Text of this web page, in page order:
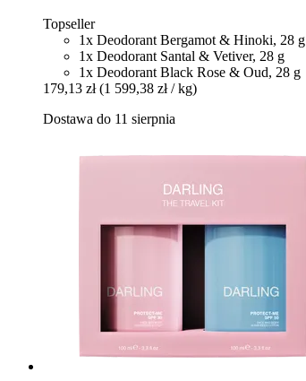
Topseller
1x Deodorant Bergamot & Hinoki, 28 g
1x Deodorant Santal & Vetiver, 28 g
1x Deodorant Black Rose & Oud, 28 g
179,13 zł (1 599,38 zł / kg)
Dostawa do 11 sierpnia